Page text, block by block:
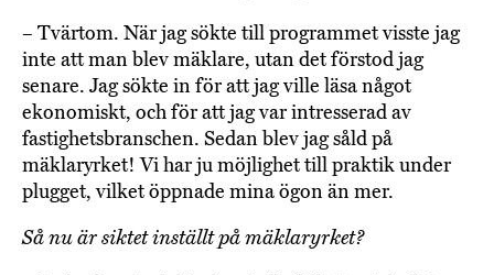
– Tvärtom. När jag sökte till programmet visste jag
inte att man blev mäklare, utan det förstod jag
senare. Jag sökte in för att jag ville läsa något
ekonomiskt, och för att jag var intresserad av
fastighetsbranschen. Sedan blev jag såld på
mäklaryrket! Vi har ju möjlighet till praktik under
plugget, vilket öppnade mina ögon än mer.
Så nu är siktet inställt på mäklaryrket?